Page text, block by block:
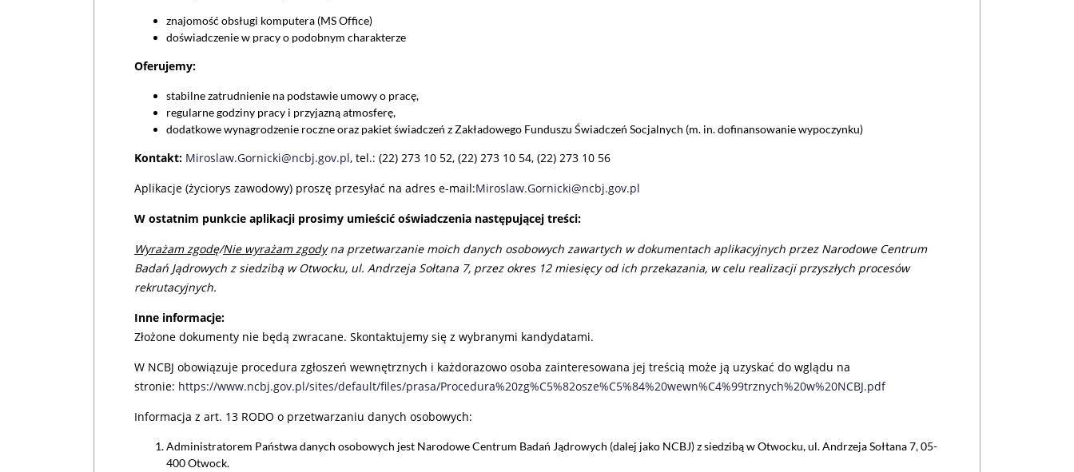
znajomość obsługi komputera (MS Office)
doświadczenie w pracy o podobnym charakterze
Oferujemy:
stabilne zatrudnienie na podstawie umowy o pracę,
regularne godziny pracy i przyjazną atmosferę,
dodatkowe wynagrodzenie roczne oraz pakiet świadczeń z Zakładowego Funduszu Świadczeń Socjalnych (m. in. dofinansowanie wypoczynku)
Kontakt: Miroslaw.Gornicki@ncbj.gov.pl, tel.: (22) 273 10 52, (22) 273 10 54, (22) 273 10 56
Aplikacje (życiorys zawodowy) proszę przesyłać na adres e-mail:Miroslaw.Gornicki@ncbj.gov.pl
W ostatnim punkcie aplikacji prosimy umieścić oświadczenia następującej treści:
Wyrażam zgodę/Nie wyrażam zgodyna przetwarzanie moich danych osobowych zawartych w dokumentach aplikacyjnych przez Narodowe Centrum
Badań Jądrowych z siedzibą w Otwocku, ul. Andrzeja Sołtana 7, przez okres 12 miesięcy od ich przekazania, w celu realizacji przyszłych procesów
rekrutacyjnych.
Inne informacje:
Złożone dokumenty nie będą zwracane. Skontaktujemy się z wybranymi kandydatami.
W NCBJ obowiązuje procedura zgłoszeń wewnętrznych i każdorazowo osoba zainteresowana jej treścią może ją uzyskać do wglądu na
stronie: https://www.ncbj.gov.pl/sites/default/files/prasa/Procedura%20zg%C5%82osze%C5%84%20wewn%C4%99trznych%20w%20NCBJ.pdf
Informacja z art. 13 RODO o przetwarzaniu danych osobowych:
Administratorem Państwa danych osobowych jest Narodowe Centrum Badań Jądrowych (dalej jako NCBJ) z siedzibą w Otwocku, ul. Andrzeja Sołtana 7, 05-
400 Otwock.